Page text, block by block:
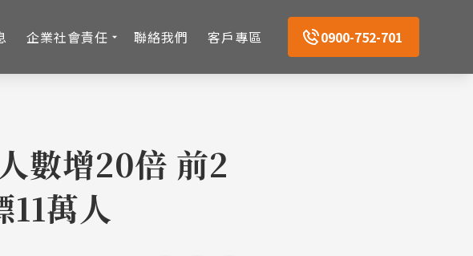
企業社會責任 聯絡我們 客戶專區 0900-752-701
數增20倍 前2
萬人